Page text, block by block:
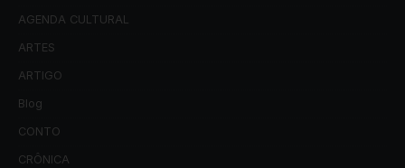
AGENDA CULTURAL
ARTES
ARTIGO
Blog
CONTO
CRÔNICA